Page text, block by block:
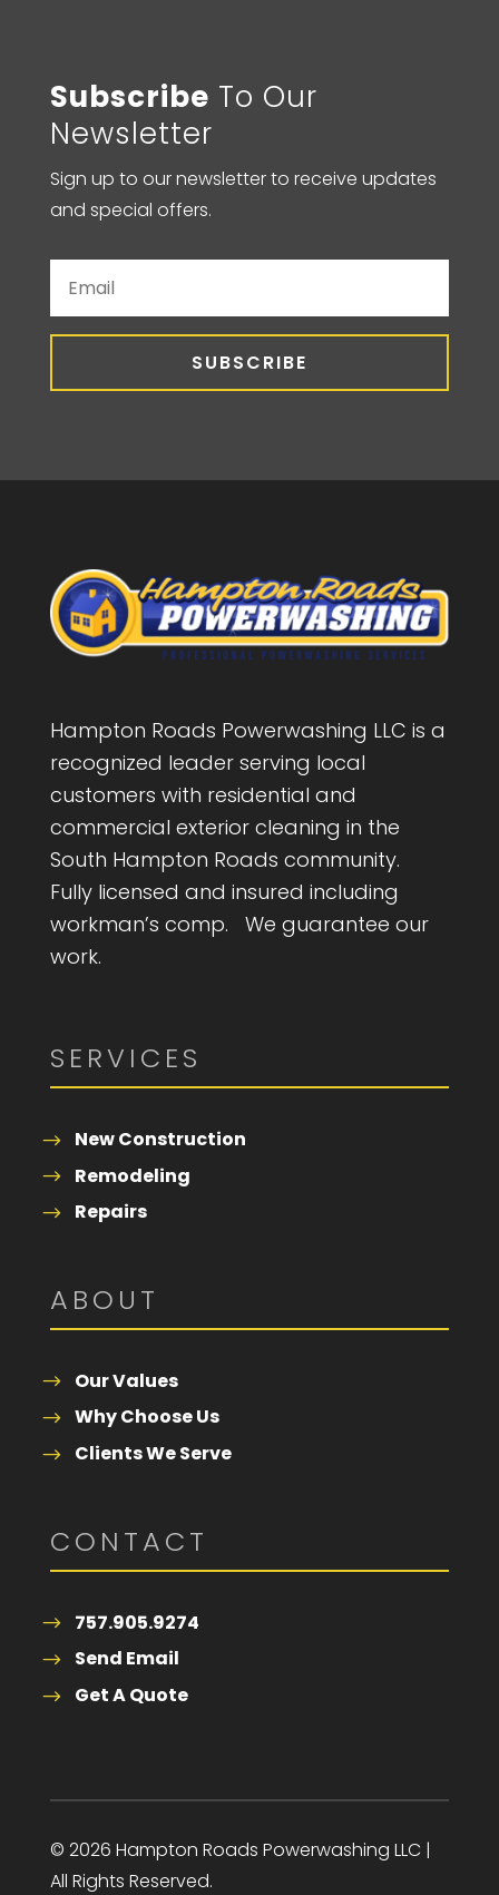
Subscribe To Our
Newsletter
Sign up to our newsletter to receive updates
and special offers.
SUBSCRIBE
Hampton Roads Powerwashing LLC is a
recognized leader serving local
customers with residential and
commercial exterior cleaning in the
South Hampton Roads community.
Fully licensed and insured including
workman’s comp. We guarantee our
work.
SERVICES
New Construction
Remodeling
Repairs
ABOUT
Our Values
Why Choose Us
Clients We Serve
CONTACT
757.905.9274
Send Email
Get A Quote
© 2026 Hampton Roads Powerwashing LLC |
All Rights Reserved.